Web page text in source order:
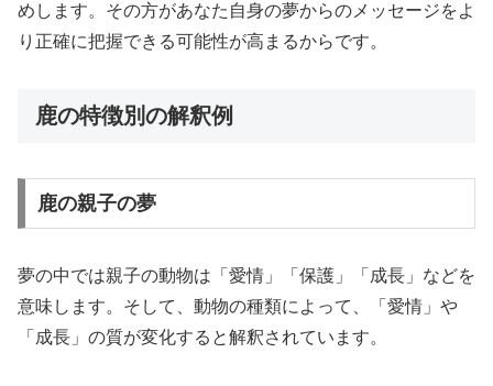
めします。その方があなた自身の夢からのメッセージをよ
り正確に把握できる可能性が高まるからです。
鹿の特徴別の解釈例
鹿の親子の夢
夢の中では親子の動物は「愛情」「保護」「成長」などを
意味します。そして、動物の種類によって、「愛情」や
「成長」の質が変化すると解釈されています。